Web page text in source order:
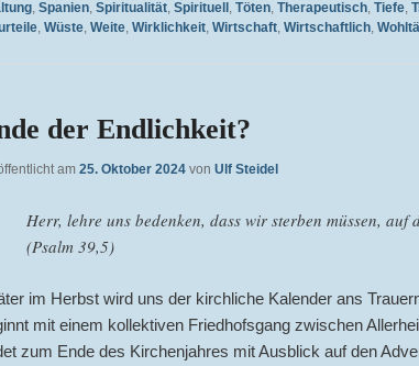
Spanien Spiritualität Spirituell Töten Therapeutisch Tiefe
Wüste Weite Wirklichkeit Wirtschaft Wirtschaftlich
der Endlichkeit?
am 25. Oktober 2024 von Ulf Steidel
Herr, lehre uns bedenken, dass wir sterben müssen, auf
(Psalm 39,5)
im Herbst wird uns der kirchliche Kalender ans
mit einem kollektiven Friedhofsgang zwischen
zum Ende des Kirchenjahres mit Ausblick auf den